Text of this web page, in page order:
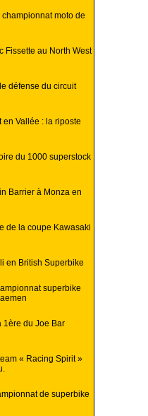
moto de
Fissette au North West
défense du circuit
en Vallée : la riposte
du 1000 superstock
Barrier à Monza en
de la coupe Kawasaki
en British Superbike
superbike
1ère du Joe Bar
« Racing Spirit »
de superbike